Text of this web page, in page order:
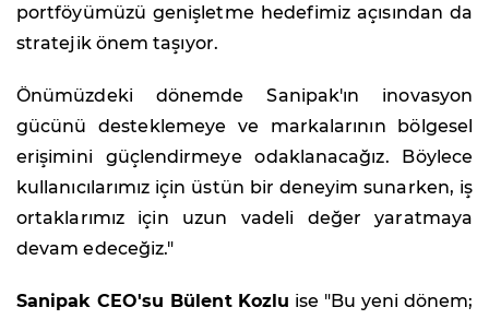
portföyümüzü genişletme hedefimiz açısından da
stratejik önem taşıyor.
Önümüzdeki dönemde Sanipak'ın inovasyon
gücünü desteklemeye ve markalarının bölgesel
erişimini güçlendirmeye odaklanacağız. Böylece
kullanıcılarımız için üstün bir deneyim sunarken, iş
ortaklarımız için uzun vadeli değer yaratmaya
devam edeceğiz."
Sanipak CEO'su Bülent Kozlu ise "Bu yeni dönem;